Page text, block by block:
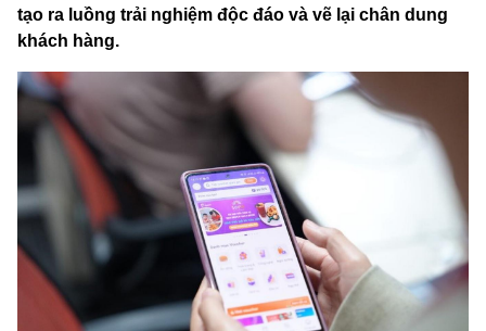
tạo ra luồng trải nghiệm độc đáo và vẽ lại chân dung
khách hàng.